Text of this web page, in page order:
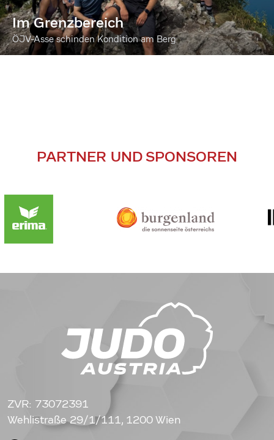
Im Grenzbereich
ÖJV-Asse schinden Kondition am Berg
PARTNER UND SPONSOREN
ZVR: 73072391
Wehlistraße 29/1/111, 1200 Wien